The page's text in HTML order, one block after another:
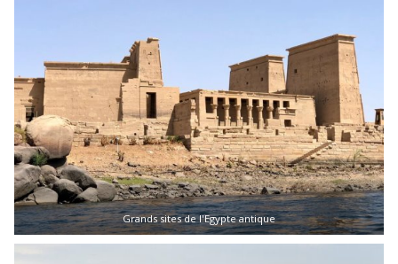
Grands sites de l'Egypte antique